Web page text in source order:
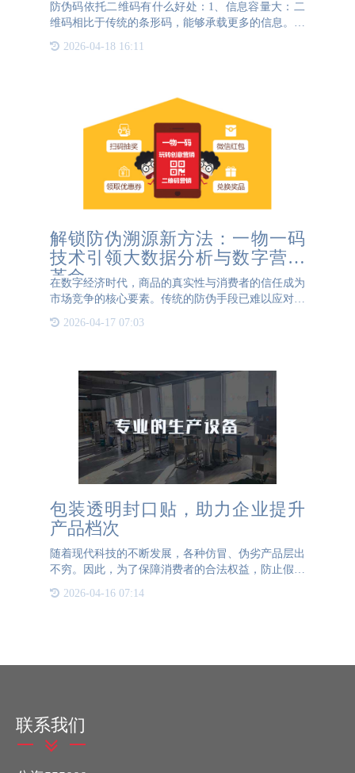
防伪码依托二维码有什么好处：1、信息容量大：二
维码相比于传统的条形码，能够承载更多的信息。这
意味着防伪码可以包含更多的验证数据，例如产品序
列号、生产日期、产地等，有助于提高防伪效果。
2026-04-18 16:11
解锁防伪溯源新方法：一物一码
技术引领大数据分析与数字营销
革命
在数字经济时代，商品的真实性与消费者的信任成为
市场竞争的核心要素。传统的防伪手段已难以应对日
益复杂的造假技术，而一物一码技术通过为每件商品
赋予唯一数字身份，不仅解决了防伪溯源难题，更成
2026-04-17 07:03
包装透明封口贴，助力企业提升
产品档次
随着现代科技的不断发展，各种仿冒、伪劣产品层出
不穷。因此，为了保障消费者的合法权益，防止假冒
伪劣的产品流入市场，企业开始普遍使用防伪标签来
对产品进行防伪管理。防伪标签可以通过多种方式实
2026-04-16 07:14
联系我们